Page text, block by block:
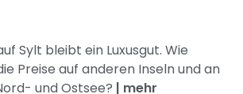
Sylt bleibt ein Luxusgut. Wie
Preise auf anderen Inseln und an
und Ostsee? | mehr